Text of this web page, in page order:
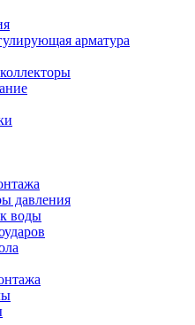
арматура
давления
воды